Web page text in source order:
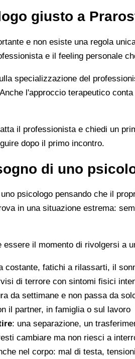
giusto a
e non esiste una regola
e il feeling personale
specializzazione del
l'approccio terapeutico
il professionista e chiedi un
dopo il primo incontro.
di uno
psicologo pensando che il
in una situazione estrema:
il momento di rivolgersi a
costante, fatichi a rilassarti, il
di terrore con sintomi fisici
da settimane e non passa da
il partner, in famiglia o sul lavoro
: una separazione, un
cambiare ma non riesci a
nel corpo: mal di testa,